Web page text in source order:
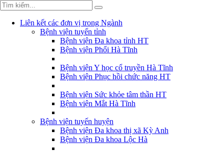
Liên kết các đơn vị trong Ngành
Bệnh viện tuyến tỉnh
Bệnh viện Đa khoa tỉnh HT
Bệnh viện Phổi Hà Tĩnh
Bệnh viện Y học cổ truyền Hà Tĩnh
Bệnh viện Phục hồi chức năng HT
Bệnh viện Sức khỏe tâm thần HT
Bệnh viện Mắt Hà Tĩnh
Bệnh viện tuyến huyện
Bệnh viện Đa khoa thị xã Kỳ Anh
Bệnh viện Đa khoa Lộc Hà